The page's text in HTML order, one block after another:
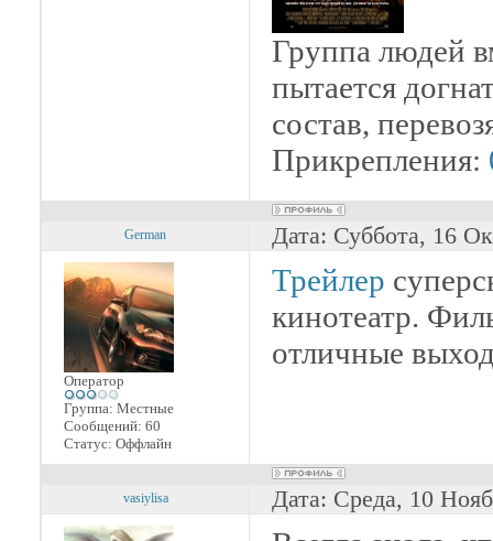
Группа людей
пытается
состав,
Прикрепления:
German Дата: Суббота, 16
Оператор
Группа: Местные
Сообщений: 60
Статус: Оффлайн
Трейлер
кинотеатр.
отличные
vasiylisa Дата: Среда, 10